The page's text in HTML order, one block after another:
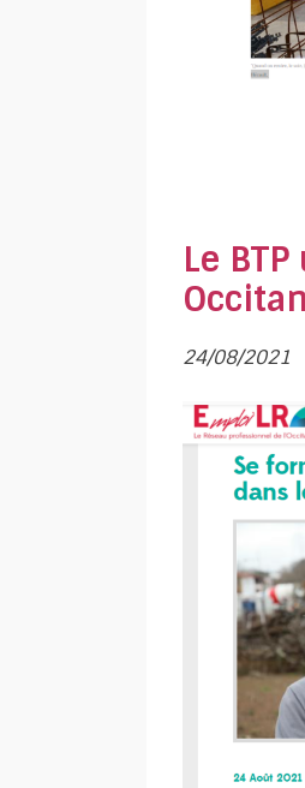
Le
24/08/2021